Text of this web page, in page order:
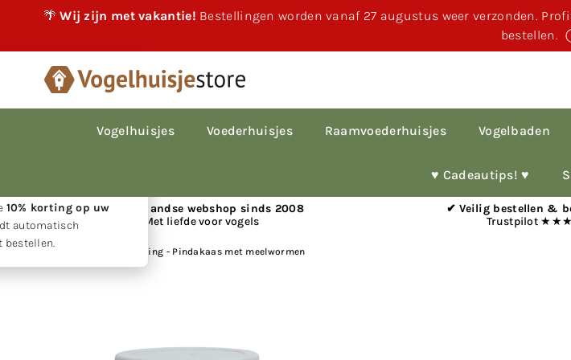
🌴Wij zijn met vakantie! Bestellingen worden vanaf 27 augustus weer verzonden.
bestellen.
×
gewoon
bestellingen worden
10% korting op uw
automatisch
bestellen.
Vogelhuisjes Voederhuisjes Raamvoederhuisjes Vogelbaden
♥︎ Cadeautips! ♥︎
📍 Nederlandse webshop sinds 2008
Met liefde voor vogels
✔ Veilig bestellen &
Trustpilot
Vogelbescherming - Pindakaas met meelwormen